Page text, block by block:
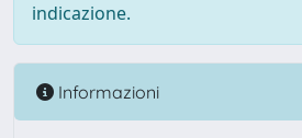
indicazione.
Informazioni